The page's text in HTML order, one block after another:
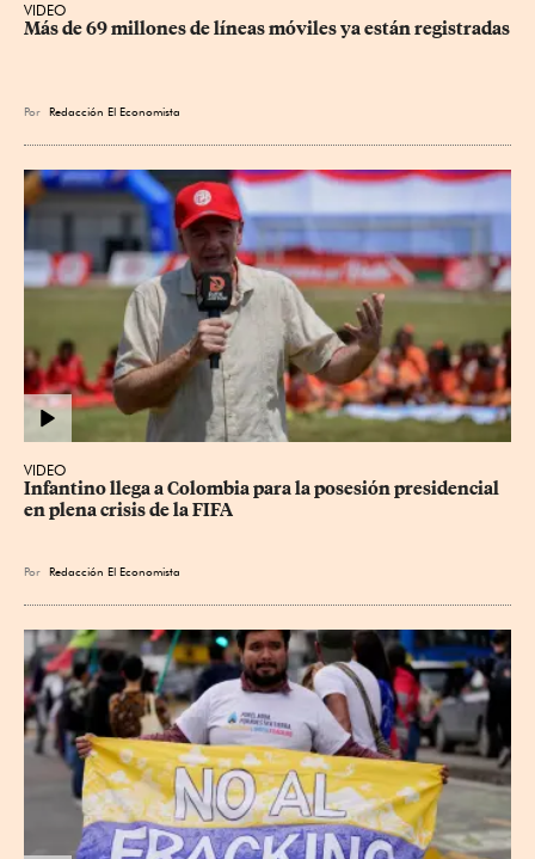
VIDEO
Más de 69 millones de líneas móviles ya están registradas
Por Redacción El Economista
VIDEO
Infantino llega a Colombia para la posesión presidencial
en plena crisis de la FIFA
Por Redacción El Economista